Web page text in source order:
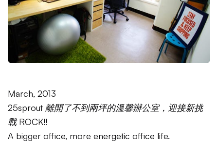
March, 2013
25sprout 離開了不到兩坪的溫馨辦公室，迎接新挑
戰 ROCK!!
A bigger office, more energetic office life.